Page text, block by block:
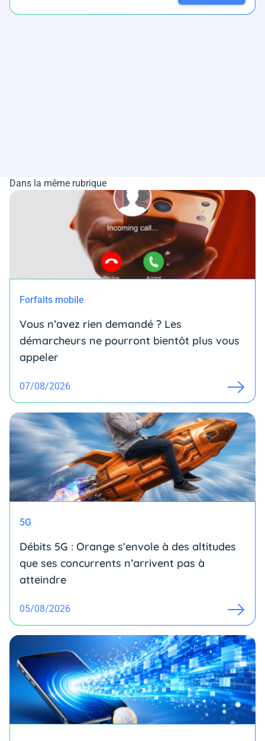
Dans la même rubrique
Forfaits mobile
Vous n’avez rien demandé ? Les
démarcheurs ne pourront bientôt plus vous
appeler
07/08/2026
5G
Débits 5G : Orange s'envole à des altitudes
que ses concurrents n’arrivent pas à
atteindre
05/08/2026